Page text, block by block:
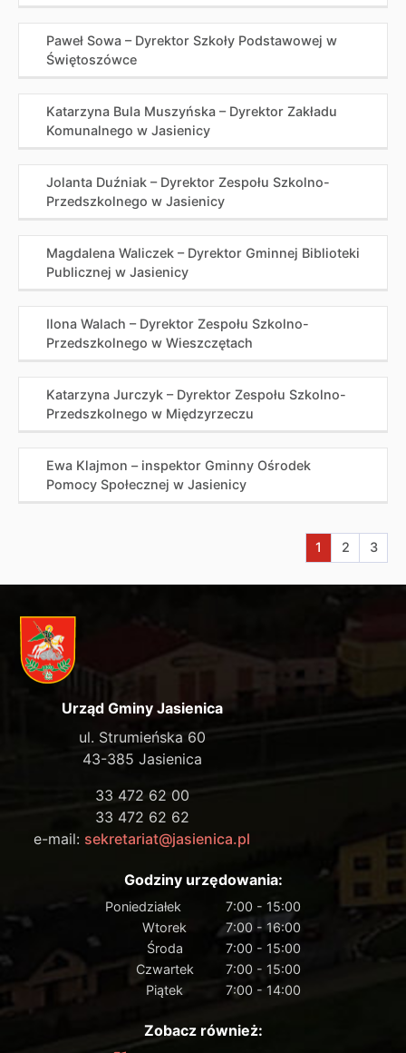
Paweł Sowa – Dyrektor Szkoły Podstawowej w
Świętoszówce
Katarzyna Bula Muszyńska – Dyrektor Zakładu
Komunalnego w Jasienicy
Jolanta Duźniak – Dyrektor Zespołu Szkolno-
Przedszkolnego w Jasienicy
Magdalena Waliczek – Dyrektor Gminnej Biblioteki
Publicznej w Jasienicy
Ilona Walach – Dyrektor Zespołu Szkolno-
Przedszkolnego w Wieszczętach
Katarzyna Jurczyk – Dyrektor Zespołu Szkolno-
Przedszkolnego w Międzyrzeczu
Ewa Klajmon – inspektor Gminny Ośrodek
Pomocy Społecznej w Jasienicy
Aktualna
1 Przejdź
2 3
Urząd Gminy Jasienica
ul. Strumieńska 60
43-385 Jasienica
33 472 62 00
33 472 62 62
e-mail: sekretariat@jasienica.pl
Godziny urzędowania:
Poniedziałek
7:00 - 15:00
Wtorek
7:00 - 16:00
Środa
7:00 - 15:00
Czwartek
7:00 - 15:00
Piątek
7:00 - 14:00
Zobacz również: